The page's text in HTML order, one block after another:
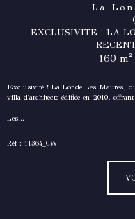
La
EXCLUSIVITE ! LA
160 m²
Exclusivité ! La Londe Les Maures,
villa d'architecte édifiée en 2010,
Les...
Réf : 11364_CW